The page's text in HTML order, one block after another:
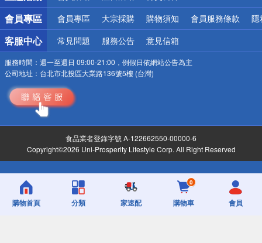
會員專區 會員專區 大宗採購 購物須知 會員服務條款 隱
客服中心 常見問題 服務公告 意見信箱
服務時間： 週一至週日 09:00-21:00，例假日依網站公告為主
公司地址： 台北市北投區大業路136號5樓 (台灣)
食品業者登錄字號 A-122662550-00000-6
Copyright©2026 Uni-Prosperity Lifestyle Corp. All Right Reserved
購物首頁 分類 家速配
0
購物車 會員